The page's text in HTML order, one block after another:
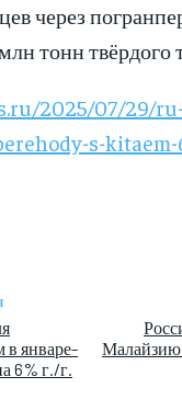
через
тонн твёрдого
2025/07/29/
s-kitaem-
в январе-
6% г./г.
Малайзию